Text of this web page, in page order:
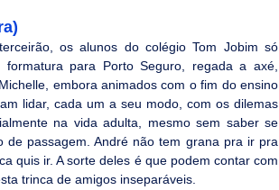
os alunos do colégio Tom Jobim só
para Porto Seguro, regada a axé,
embora animados com o fim do ensino
lidar, cada um a seu modo, com os dilemas
na vida adulta, mesmo sem saber se
de passagem. André não tem grana pra ir pra
quis ir. A sorte deles é que podem contar com
trinca de amigos inseparáveis.